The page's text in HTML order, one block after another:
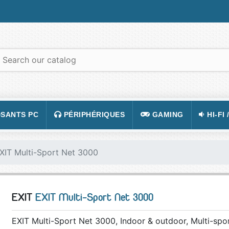
PC PÉRIPHÉRIQUES
CLAVIER
TAPIS DE SOURIS
ÉCRAN
GAMING
FIGURINES JEU
LUNETTES POUR
HI-FI
Multi-Sport Net 3000
EXIT EXIT Multi-Sport Net 3000
EXIT Multi-Sport Net 3000, Indoor & outdoor, Multi-